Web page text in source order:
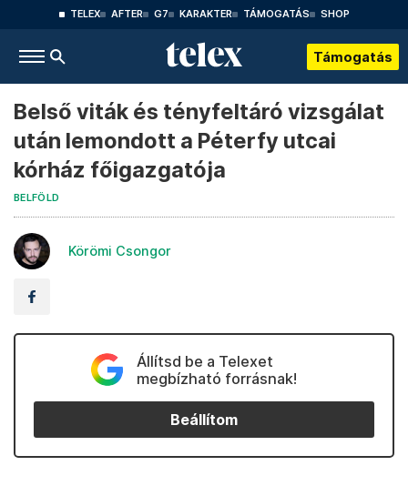
TELEX AFTER G7 KARAKTER TÁMOGATÁS SHOP
Támogatás
Belső viták és tényfeltáró vizsgálat
után lemondott a Péterfy utcai
kórház főigazgatója
BELFÖLD
Körömi Csongor
Állítsd be a Telexet
megbízható forrásnak!
Beállítom